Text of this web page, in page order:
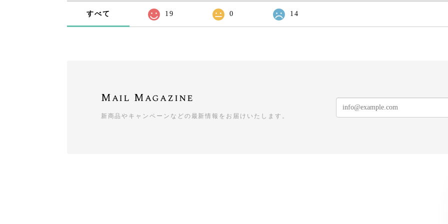
すべて 19 0 14
Mail Magazine
新商品やキャンペーンなどの最新情報をお届けいたします。